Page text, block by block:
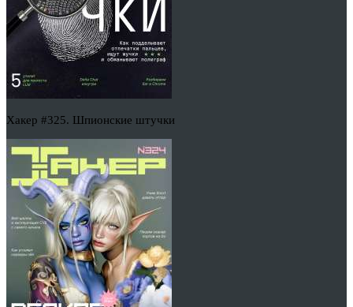
Хакер #325. Шпионские штучки